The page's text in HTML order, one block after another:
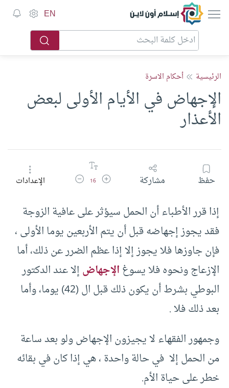
إسلام أون لاين EN
الرئيسية أحكام الاسرة
الإجهاض في الأيام الأولى لبعض
الأعذار
حفظ مشاركة زيادة حجم الخط
16 تقليل حجم الخطالإعدادات
إذا قرر الأطباء أن الحمل سيؤثر على عافية الزوجة
فقد يجوز إجهاضه قبل أن يتم الأربعين يوما الأولى ،
فإن جاوزها فلا يجوز إلا إذا عظم الضرر عن ذلك، أما
الإزعاج ونحوه فلا يسوغالإجهاضإلا عند الدكتور
البوطي بشرط أن يكون ذلك قبل ال (42) يوما، وأما
بعد ذلك فلا .
وجمهور الفقهاء لا يجيزون الإجهاض ولو بعد ساعة
من الحمل إلا في حالة واحدة ، هي إذا كان في بقائه
خطر على حياة الأم.